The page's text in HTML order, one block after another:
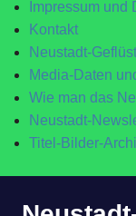
Impressum und
Kontakt
Neustadt-
Media-Daten
Wie man das
Neustadt-
Titel-Bilder-
Inhalt